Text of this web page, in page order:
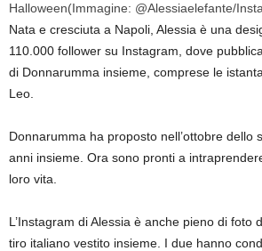
Halloween(Immagine: @Alessiaelefante/
Nata e cresciuta a Napoli, Alessia è una
110.000 follower su Instagram, dove
di Donnarumma insieme, comprese le
Leo.
Donnarumma ha proposto nell’ottobre dello
anni insieme. Ora sono pronti a
loro vita.
L’Instagram di Alessia è anche pieno di foto
tiro italiano vestito insieme. I due hanno